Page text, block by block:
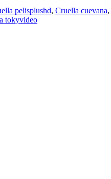
pelisplushd, Cruella cuevana,
tokyvideo